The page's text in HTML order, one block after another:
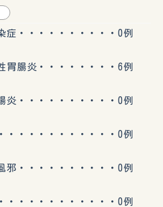
・・・・・・・・0例
・・・・・・・・6例
・・・・・・・・0例
・・・・・・・・0例
・・・・・・・・0例
・・・・・・・・0例